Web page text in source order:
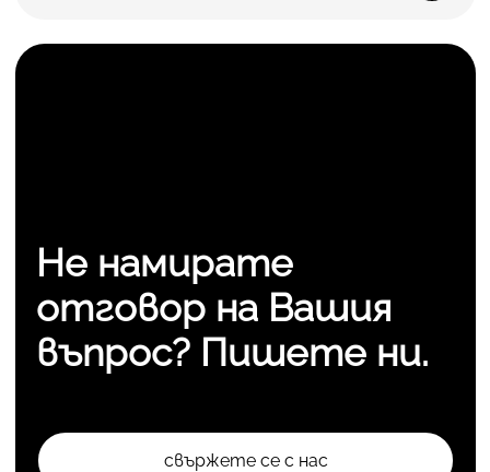
Не намирате
отговор на Вашия
въпрос? Пишете ни.
свържете се с нас